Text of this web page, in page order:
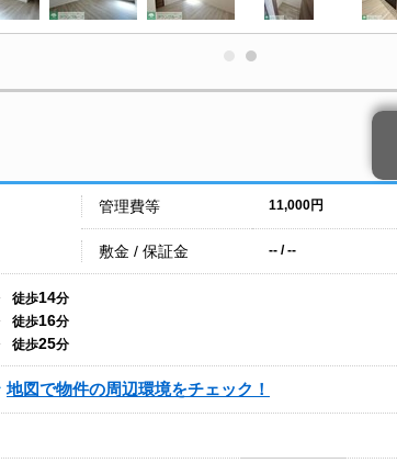
管理費等 11,000円
敷金 / 保証金 -- / --
徒歩14分
徒歩16分
徒歩25分
地図で物件の周辺環境をチェック！